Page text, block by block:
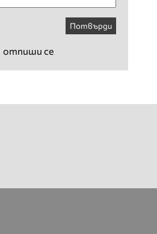
Потвърди
отпиши се